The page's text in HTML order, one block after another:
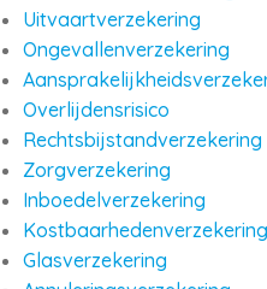
Uitvaartverzekering
Ongevallenverzekering
Overlijdensrisico
Rechtsbijstandverzekering
Zorgverzekering
Inboedelverzekering
Kostbaarhedenverzekering
Glasverzekering